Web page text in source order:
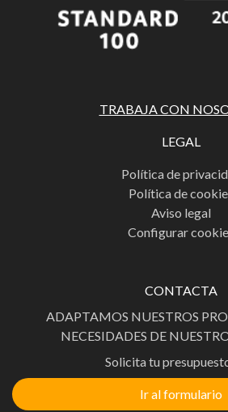
TRABAJA CON
LEGAL
Política de
Política de
Aviso legal
Configurar
CONTACTA
ADAPTAMOS NUESTROS
NECESIDADES DE
Solicita tu
Ir al formulario